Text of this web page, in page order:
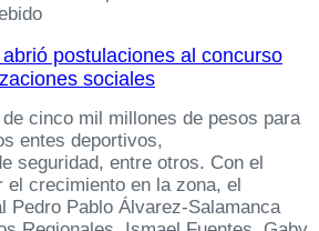
postulaciones al concurso
sociales
cinco mil millones de pesos para
entes deportivos,
seguridad, entre otros. Con el
el crecimiento en la zona, el
Pedro Pablo Álvarez-Salamanca